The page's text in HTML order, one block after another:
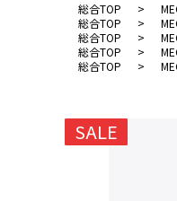
総合TOP >
総合TOP
>
総合TOP
>
総合TOP
>
総合TOP
>
SALE